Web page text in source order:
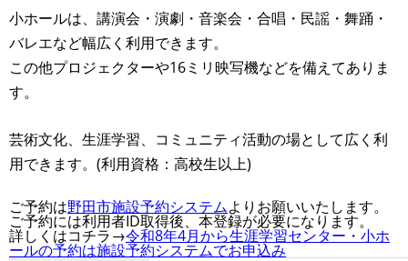
小ホールは、講演会・演劇・音楽会・合唱・民謡・舞踊・
バレエなど幅広く利用できます。
この他プロジェクターや16ミリ映写機などを備えてありま
す。
芸術文化、生涯学習、コミュニティ活動の場として広く利
用できます。(利用資格：高校生以上)
ご予約は野田市施設予約システムよりお願いいたします。
ご予約には利用者ID取得後、本登録が必要になります。
詳しくはコチラ→令和8年4月から生涯学習センター・小ホ
ールの予約は施設予約システムでお申込み